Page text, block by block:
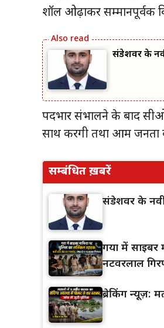
शॉल ओढ़ाकर सम्मानपूर्वक
संडेशवर के
पदभार संभालने के बाद सीओ
साथ करेंगी तथा आम जनता
सम्बंधित ख़बरें
संडेशवर के
गया में साइबर
नटवरलाल
ब्रेकिंग न्यूज़: